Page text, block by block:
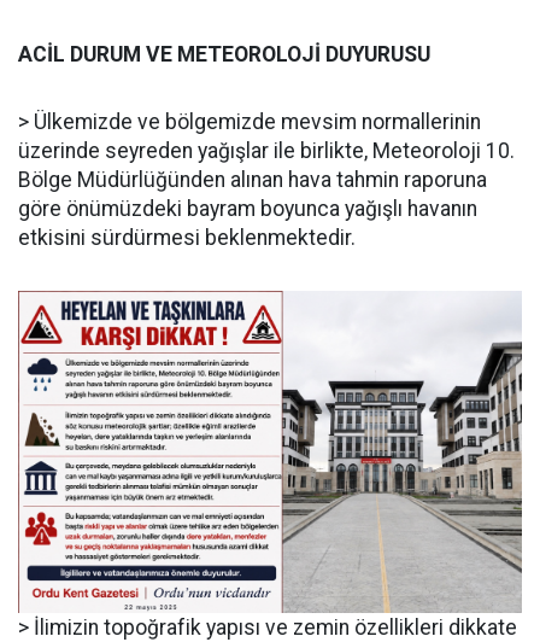
ACİL DURUM VE METEOROLOJİ DUYURUSU
> Ülkemizde ve bölgemizde mevsim normallerinin
üzerinde seyreden yağışlar ile birlikte, Meteoroloji 10.
Bölge Müdürlüğünden alınan hava tahmin raporuna
göre önümüzdeki bayram boyunca yağışlı havanın
etkisini sürdürmesi beklenmektedir.
> İlimizin topoğrafik yapısı ve zemin özellikleri dikkate